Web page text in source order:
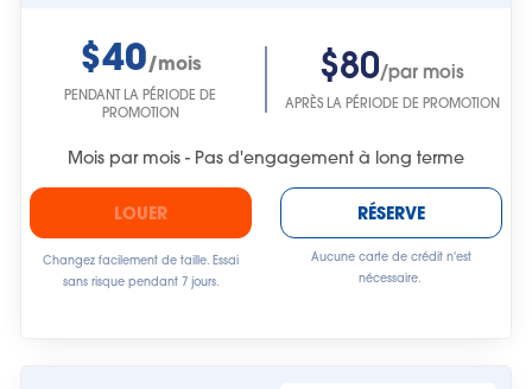
$40/mois
PENDANT LA PÉRIODE DE
PROMOTION
$80/par mois
APRÈS LA PÉRIODE DE PROMOTION
Mois par mois - Pas d'engagement à long terme
LOUER
Changez facilement de taille. Essai
sans risque pendant 7 jours.
RÉSERVE
Aucune carte de crédit n'est
nécessaire.